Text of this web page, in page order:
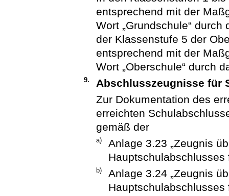
entsprechend mit der
Wort „Grundschule“ durch
der Klassenstufe 5 der
entsprechend mit der
Wort „Oberschule“ durch
9.
Abschlusszeugnisse für
Zur Dokumentation des
erreichten
gemäß der
a)
Anlage 3.23 „Zeugnis
Hauptschulabschlusses
b)
Anlage 3.24 „Zeugnis
Hauptschulabschlusses